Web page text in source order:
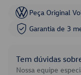
Peça Original
Garantia de 3
Tem dúvidas
Nossa equipe